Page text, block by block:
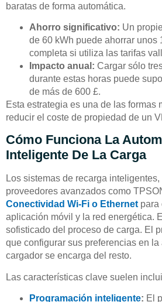
baratas de forma automática.
Ahorro significativo: Un
de 60 kWh puede ahorrar unos
completa si utiliza las tarifas
Impacto anual: Cargar sólo
durante estas horas puede
de más de 600 £.
Esta estrategia es una de las formas
reducir el coste de propiedad de un
Cómo Funciona La
Inteligente De La Carga
Los sistemas de recarga
proveedores avanzados como
Conectividad Wi-Fi o Ethernet para
aplicación móvil y la red energética.
sofisticado del proceso de carga. El
que configurar sus preferencias en la
cargador se encarga del resto.
Las características clave suelen
Programación inteligente: El